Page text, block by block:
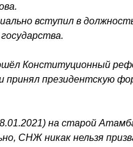
вступил в
Конституционный
принял
на старой
СНЖ никак нельзя